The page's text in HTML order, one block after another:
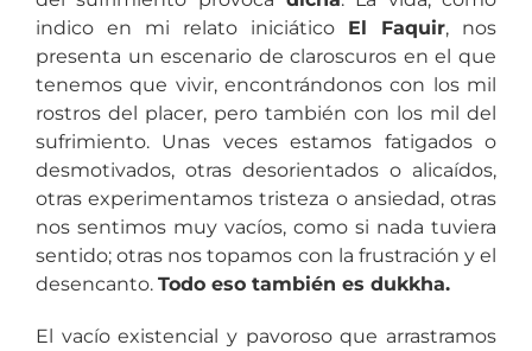
indico en mi relato iniciático El Faquir, nos
presenta un escenario de claroscuros en el que
tenemos que vivir, encontrándonos con los mil
rostros del placer, pero también con los mil del
sufrimiento. Unas veces estamos fatigados o
desmotivados, otras desorientados o alicaídos,
otras experimentamos tristeza o ansiedad, otras
nos sentimos muy vacíos, como si nada tuviera
sentido; otras nos topamos con la frustración y el
desencanto. Todo eso también es dukkha.
El vacío existencial y pavoroso que arrastramos